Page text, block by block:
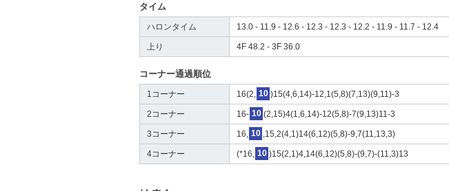
タイム
ハロンタイム 13.0 - 11.9 - 12.6 - 12.3 - 12.3 - 12.2 - 11.9 - 11.7 - 12.4
上り 4F 48.2 - 3F 36.0
コーナー通過順位
1コーナー 16(2, 10 )15(4,6,14)-12,1(5,8)(7,13)(9,11)-3
2コーナー 16- 10 (2,15)4(1,6,14)-12(5,8)-7(9,13)11-3
3コーナー 16, 10 ,15,2(4,1)14(6,12)(5,8)-9,7(11,13,3)
4コーナー (*16, 10 )15(2,1)4,14(6,12)(5,8)-(9,7)-(11,3)13